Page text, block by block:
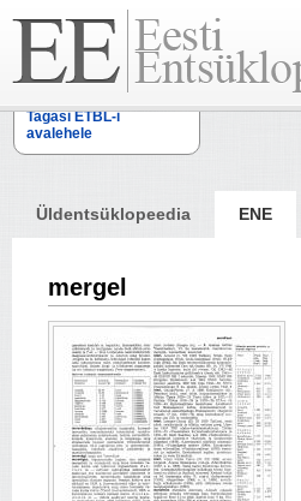
Tagasi ETBL-i
avalehele
Üldentsüklopeedia ENE
mergel